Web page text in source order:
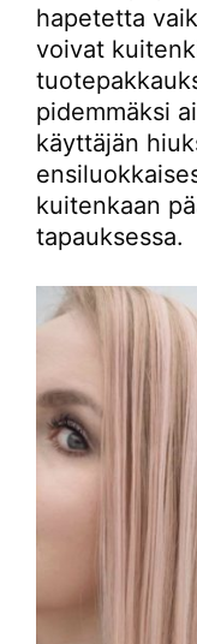
hapetetta
voivat
pidemmäksi
käyttäjän
kuitenkaan
tapauksessa.